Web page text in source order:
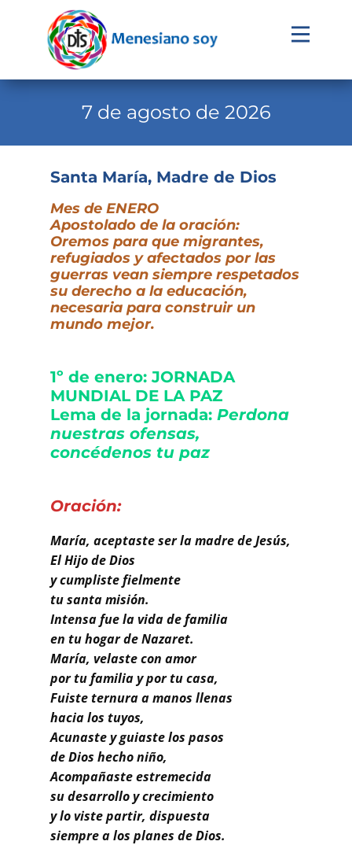
Evangelio
Familia Menesiana
Pastoral Vocacional
Recursos
Contacto
7 de agosto de 2026
Santa María, Madre de Dios
Mes de ENERO
Apostolado de la oración:
Oremos para que migrantes,
refugiados y afectados por las
guerras vean siempre respetados
su derecho a la educación,
necesaria para construir un
mundo mejor.
1º de enero: JORNADA
MUNDIAL DE LA PAZ
Lema de la jornada: Perdona
nuestras ofensas,
concédenos tu paz
Oración:
María, aceptaste ser la madre de Jesús,
El Hijo de Dios
y cumpliste fielmente
tu santa misión.
Intensa fue la vida de familia
en tu hogar de Nazaret.
María, velaste con amor
por tu familia y por tu casa,
Fuiste ternura a manos llenas
hacia los tuyos,
Acunaste y guiaste los pasos
de Dios hecho niño,
Acompañaste estremecida
su desarrollo y crecimiento
y lo viste partir, dispuesta
siempre a los planes de Dios.